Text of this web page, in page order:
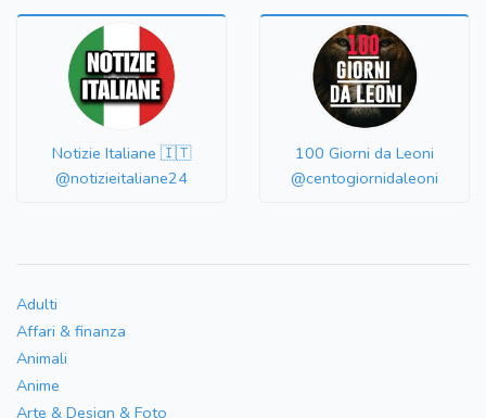
Notizie Italiane 🇮🇹
@notizieitaliane24
100 Giorni da Leoni
@centogiornidaleoni
Adulti
Affari & finanza
Animali
Anime
Arte & Design & Foto